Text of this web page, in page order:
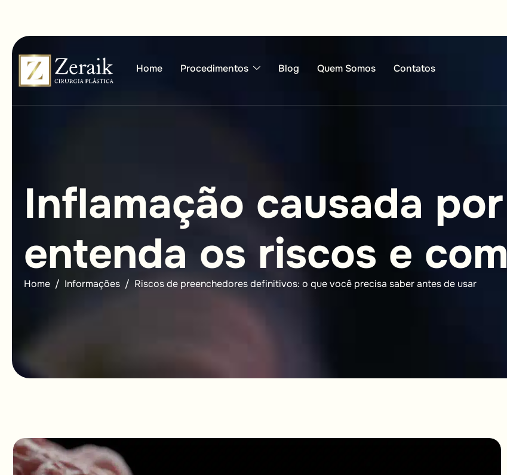
Home Procedimentos Blog Quem Somos Contatos
Inflamação causada por
entenda os riscos e com
Home Informações Riscos de preenchedores definitivos: o que você precisa saber antes de usar